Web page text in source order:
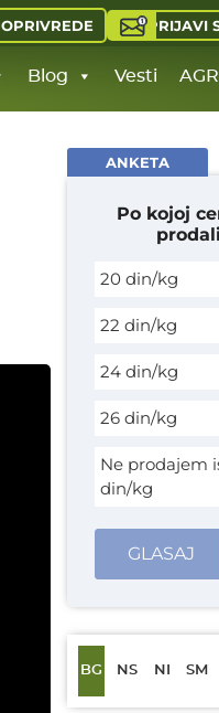
PRIJAVI
Blog Vesti
ANKETA
Po kojoj
20 din/kg
22 din/kg
24 din/kg
26 din/kg
Ne prodajem
din/kg
GLASAJ
BG NS NI SM